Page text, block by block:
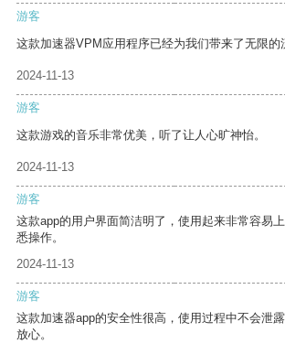
游客
这款加速器VPM应用程序已经为我们带来了无限的
2024-11-13
游客
这款游戏的音乐非常优美，听了让人心旷神怡。
2024-11-13
游客
这款app的用户界面简洁明了，使用起来非常容易
悉操作。
2024-11-13
游客
这款加速器app的安全性很高，使用过程中不会泄
放心。